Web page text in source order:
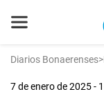
Diarios Bonaerenses>
7 de enero de 2025 -